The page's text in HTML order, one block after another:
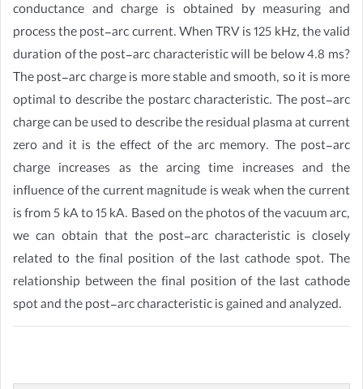
conductance and charge is obtained by measuring and
process the post-arc current. When TRV is 125 kHz, the valid
duration of the post-arc characteristic will be below 4.8 ms?
The post-arc charge is more stable and smooth, so it is more
optimal to describe the postarc characteristic. The post-arc
charge can be used to describe the residual plasma at current
zero and it is the effect of the arc memory. The post-arc
charge increases as the arcing time increases and the
influence of the current magnitude is weak when the current
is from 5 kA to 15 kA. Based on the photos of the vacuum arc,
we can obtain that the post-arc characteristic is closely
related to the final position of the last cathode spot. The
relationship between the final position of the last cathode
spot and the post-arc characteristic is gained and analyzed.